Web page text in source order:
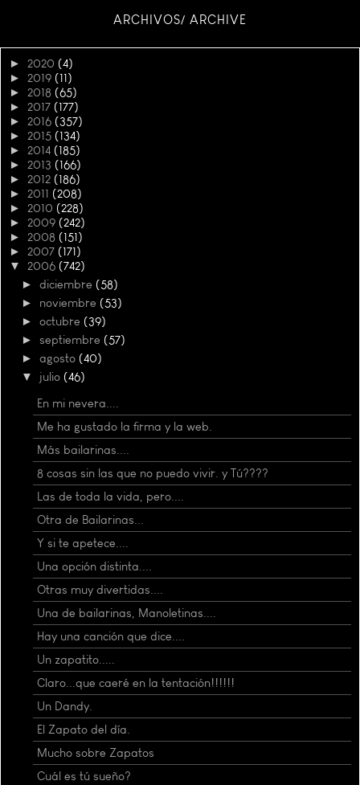
ARCHIVOS/ ARCHIVE
► 2020 (4)
► 2019 (11)
► 2018 (65)
► 2017 (177)
► 2016 (357)
► 2015 (134)
► 2014 (185)
► 2013 (166)
► 2012 (186)
► 2011 (208)
► 2010 (228)
► 2009 (242)
► 2008 (151)
► 2007 (171)
▼ 2006 (742)
► diciembre (58)
► noviembre (53)
► octubre (39)
► septiembre (57)
► agosto (40)
▼ julio (46)
En mi nevera....
Me ha gustado la firma y la web.
Más bailarinas....
8 cosas sin las que no puedo vivir. y Tú????
Las de toda la vida, pero....
Otra de Bailarinas...
Y si te apetece....
Una opción distinta....
Otras muy divertidas....
Una de bailarinas, Manoletinas....
Hay una canción que dice....
Un zapatito.....
Claro...que caeré en la tentación!!!!!!
Un Dandy.
El Zapato del día.
Mucho sobre Zapatos
Cuál es tú sueño?